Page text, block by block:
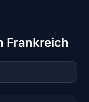
Frankreich